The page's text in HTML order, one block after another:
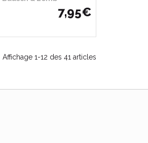
7,95€
Affichage 1-12 des 41 articles